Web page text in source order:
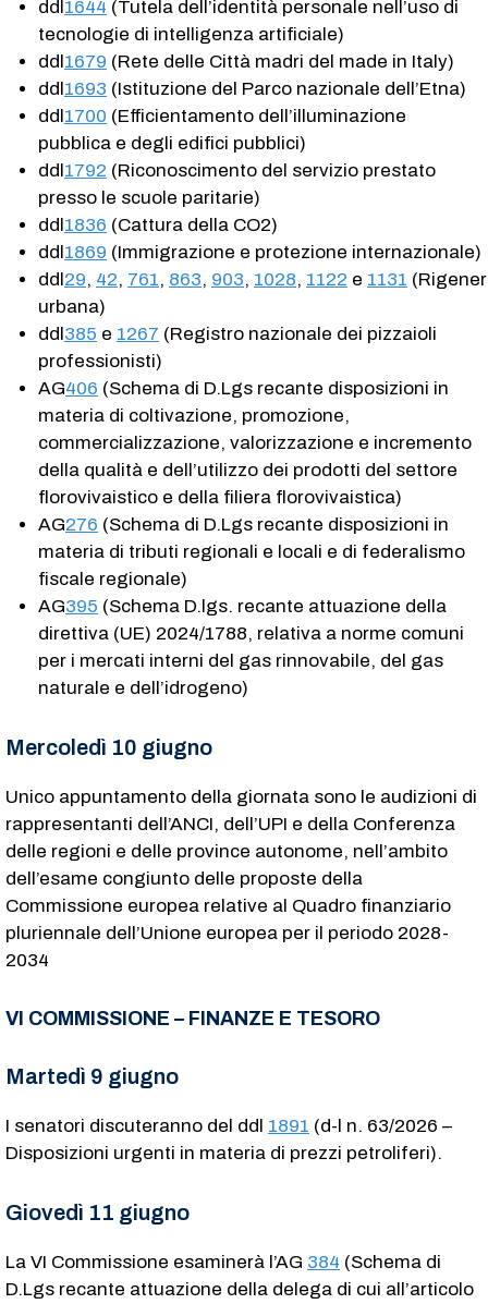
ddl 1644 (Tutela dell’identità personale nell’uso di
tecnologie di intelligenza artificiale)
ddl1679 (Rete delle Città madri del made in Italy)
ddl1693 (Istituzione del Parco nazionale dell’Etna)
ddl1700 (Efficientamento dell’illuminazione
pubblica e degli edifici pubblici)
ddl1792 (Riconoscimento del servizio prestato
presso le scuole paritarie)
ddl1836 (Cattura della CO2)
ddl1869 (Immigrazione e protezione internazionale)
ddl29, 42, 761, 863, 903, 1028, 1122 e 1131
urbana)
ddl385 e 1267 (Registro nazionale dei pizzaioli
professionisti)
AG406 (Schema di D.Lgs recante disposizioni in
materia di coltivazione, promozione,
commercializzazione, valorizzazione e incremento
della qualità e dell’utilizzo dei prodotti del settore
florovivaistico e della filiera florovivaistica)
AG276 (Schema di D.Lgs recante disposizioni in
materia di tributi regionali e locali e di federalismo
fiscale regionale)
AG395 (Schema D.lgs. recante attuazione della
direttiva (UE) 2024/1788, relativa a norme comuni
per i mercati interni del gas rinnovabile, del gas
naturale e dell’idrogeno)
Mercoledì 10 giugno
Unico appuntamento della giornata sono le audizioni di
rappresentanti dell’ANCI, dell’UPI e della Conferenza
delle regioni e delle province autonome, nell’ambito
dell’esame congiunto delle proposte della
Commissione europea relative al Quadro finanziario
pluriennale dell’Unione europea per il periodo 2028-
2034
VI COMMISSIONE – FINANZE E TESORO
Martedì 9 giugno
I senatori discuteranno del ddl 1891 (d-l n. 63/2026 –
Disposizioni urgenti in materia di prezzi petroliferi).
Giovedì 11 giugno
La VI Commissione esaminerà l’AG 384 (Schema di
D.Lgs recante attuazione della delega di cui all’articolo